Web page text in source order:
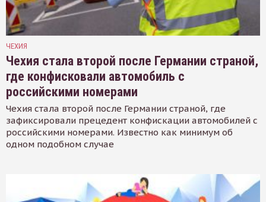
ЧЕХИЯ
Чехия стала второй после Германии страной,
где конфисковали автомобиль с
российскими номерами
Чехия стала второй после Германии страной, где
зафиксировали прецедент конфискации автомобилей с
российскими номерами. Известно как минимум об
одном подобном случае